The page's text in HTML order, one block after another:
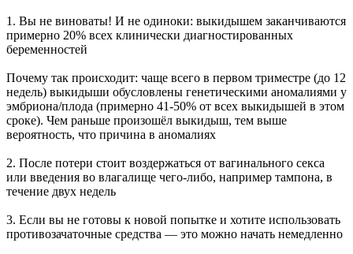
1. Вы не виноваты! И не одиноки: выкидышем заканчиваются
примерно 20% всех клинически диагностированных
беременностей
Почему так происходит: чаще всего в первом триместре (до 12
недель) выкидыши обусловлены генетическими аномалиями у
эмбриона/плода (примерно 41-50% от всех выкидышей в этом
сроке). Чем раньше произошёл выкидыш, тем выше
вероятность, что причина в аномалиях
2.⁠ ⁠После потери стоит воздержаться от вагинального секса
или введения во влагалище чего-либо, например тампона, в
течение двух недель
3.⁠ ⁠Если вы не готовы к новой попытке и хотите использовать
противозачаточные средства — это можно начать немедленно